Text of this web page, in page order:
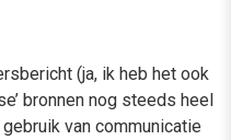
(ja, ik heb het ook
bronnen nog steeds heel
van communicatie